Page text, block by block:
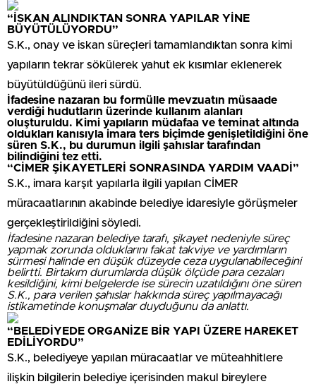
“İSKAN ALINDIKTAN SONRA YAPILAR YİNE
BÜYÜTÜLÜYORDU”
S.K., onay ve iskan süreçleri tamamlandıktan sonra kimi
yapıların tekrar sökülerek yahut ek kısımlar eklenerek
büyütüldüğünü ileri sürdü.
İfadesine nazaran bu formülle mevzuatın müsaade
verdiği hudutların üzerinde kullanım alanları
oluşturuldu. Kimi yapıların müdafaa ve teminat altında
oldukları kanısıyla imara ters biçimde genişletildiğini öne
süren S.K., bu durumun ilgili şahıslar tarafından
bilindiğini tez etti.
“CİMER ŞİKAYETLERİ SONRASINDA YARDIM VAADİ”
S.K., imara karşıt yapılarla ilgili yapılan CİMER
müracaatlarının akabinde belediye idaresiyle görüşmeler
gerçekleştirildiğini söyledi.
İfadesine nazaran belediye tarafı, şikayet nedeniyle süreç
yapmak zorunda olduklarını fakat takviye ve yardımların
sürmesi halinde en düşük düzeyde ceza uygulanabileceğini
belirtti. Birtakım durumlarda düşük ölçüde para cezaları
kesildiğini, kimi belgelerde ise sürecin uzatıldığını öne süren
S.K., para verilen şahıslar hakkında süreç yapılmayacağı
istikametinde konuşmalar duyduğunu da anlattı.
“BELEDİYEDE ORGANİZE BİR YAPI ÜZERE HAREKET
EDİLİYORDU”
S.K., belediyeye yapılan müracaatlar ve müteahhitlere
ilişkin bilgilerin belediye içerisinden makul bireylere